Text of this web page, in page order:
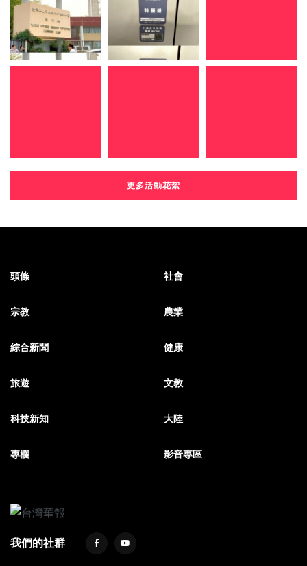
更多活動花絮
頭條 社會
宗教 農業
綜合新聞 健康
旅遊 文教
科技新知 大陸
專欄 影音專區
我們的社群